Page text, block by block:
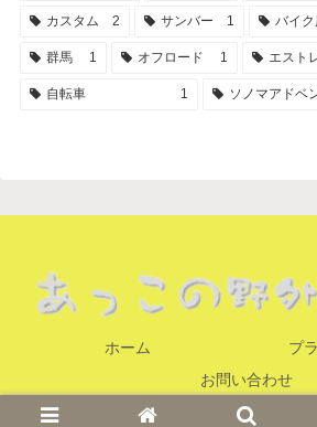
カスタム 2 サンバー 1 バイク
群馬 1 オフロード 1 エスト
自転車 1 ソノマアドベ
ホーム
プ
お問い合わせ
© 2021 あっこの野外活